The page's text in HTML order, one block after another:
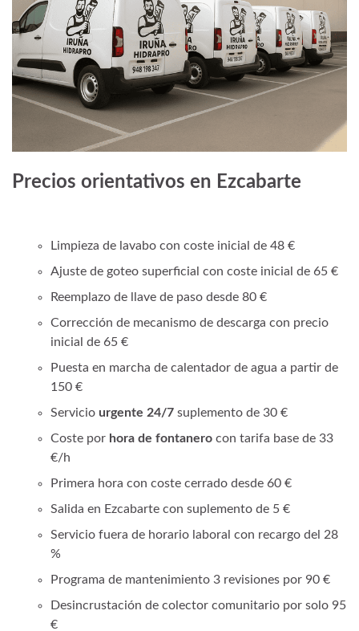
Precios orientativos en Ezcabarte
Limpieza de lavabo con coste inicial de 48 €
Ajuste de goteo superficial con coste inicial de 65 €
Reemplazo de llave de paso desde 80 €
Corrección de mecanismo de descarga con precio
inicial de 65 €
Puesta en marcha de calentador de agua a partir de
150 €
Servicio urgente 24/7 suplemento de 30 €
Coste por hora de fontanero con tarifa base de 33
€/h
Primera hora con coste cerrado desde 60 €
Salida en Ezcabarte con suplemento de 5 €
Servicio fuera de horario laboral con recargo del 28
%
Programa de mantenimiento 3 revisiones por 90 €
Desincrustación de colector comunitario por solo 95
€